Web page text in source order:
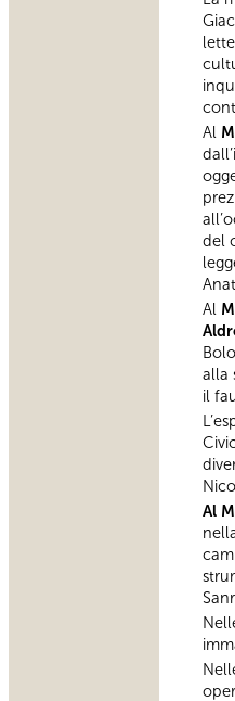
Al
del
Al
alla
il
Al